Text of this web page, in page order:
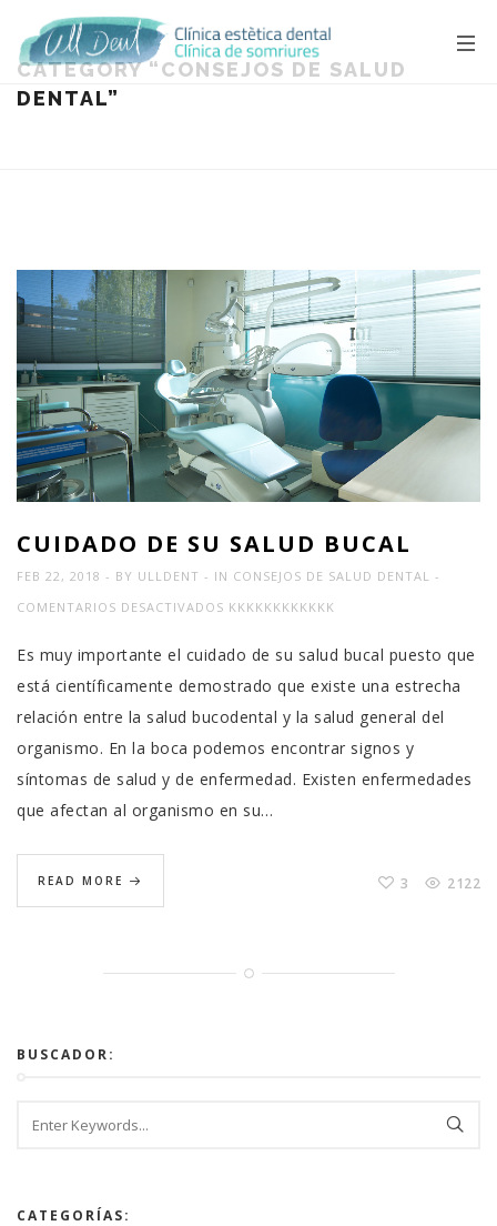
CATEGORY“CONSEJOS DE SALUD
DENTAL”
CUIDADO DE SU SALUD BUCAL
FEB 22, 2018 BY ULLDENT IN CONSEJOS DE SALUD DENTAL
COMENTARIOS DESACTIVADOS EN
KKKKKKKKKKKK
Es muy importante el cuidado de su salud bucal puesto que
está científicamente demostrado que existe una estrecha
relación entre la salud bucodental y la salud general del
organismo. En la boca podemos encontrar signos y
síntomas de salud y de enfermedad. Existen enfermedades
que afectan al organismo en su…
READ MORE 3 2122
BUSCADOR:
CATEGORÍAS: